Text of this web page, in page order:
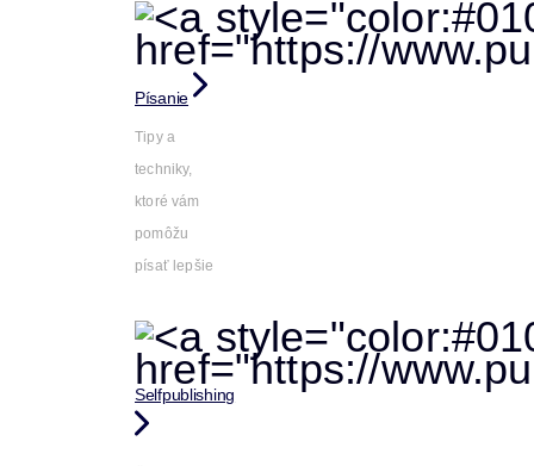
Písanie
Tipy a
techniky,
ktoré vám
pomôžu
písať lepšie
Selfpublishing